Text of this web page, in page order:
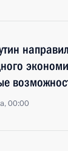
00:00